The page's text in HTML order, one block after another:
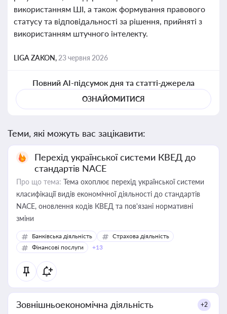
використанням ШІ, а також формування правового
статусу та відповідальності за рішення, прийняті з
використанням штучного інтелекту.
LIGA ZAKON, 23 червня 2026
Повний AI-підсумок дня та статті-джерела
ОЗНАЙОМИТИСЯ
Теми, які можуть вас зацікавити:
Перехід української системи КВЕД до
стандартів NACE
Про що тема: Тема охоплює перехід української системи
класифікації видів економічної діяльності до стандартів
NACE, оновлення кодів КВЕД та пов'язані нормативні
зміни
Банківська діяльність
Страхова діяльність
Фінансові послуги
+13
Зовнішньоекономічна діяльність +2